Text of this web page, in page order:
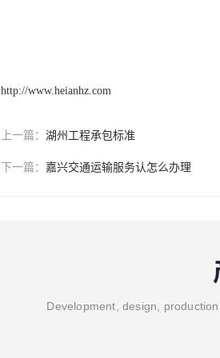
http://www.heianhz.com
上一篇： 湖州工程承包标准
下一篇： 嘉兴交通运输服务认怎么办理
Development, design,